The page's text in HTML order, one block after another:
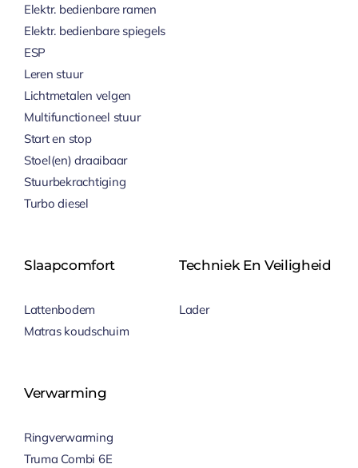
Elektr. bedienbare ramen
Elektr. bedienbare spiegels
ESP
Leren stuur
Lichtmetalen velgen
Multifunctioneel stuur
Start en stop
Stoel(en) draaibaar
Stuurbekrachtiging
Turbo diesel
Slaapcomfort
Lattenbodem
Matras koudschuim
Techniek En Veiligheid
Lader
Verwarming
Ringverwarming
Truma Combi 6E